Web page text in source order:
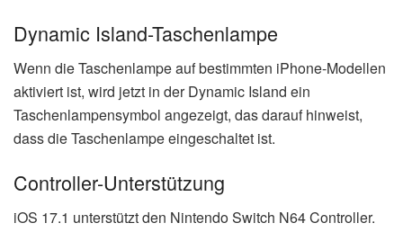
Dynamic Island-Taschenlampe
Wenn die Taschenlampe auf bestimmten iPhone-Modellen
aktiviert ist, wird jetzt in der Dynamic Island ein
Taschenlampensymbol angezeigt, das darauf hinweist,
dass die Taschenlampe eingeschaltet ist.
Controller-Unterstützung
iOS 17.1 unterstützt den Nintendo Switch N64 Controller.